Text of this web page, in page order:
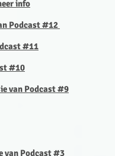
info
Podcast #12
#11
#10
van Podcast #9
van Podcast #3